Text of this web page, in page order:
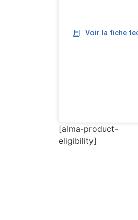
Voir la fiche
[alma-product-
eligibility]